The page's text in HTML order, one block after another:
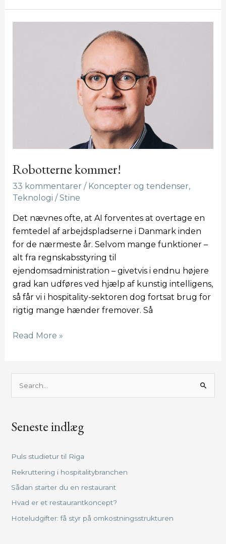
Robotterne kommer!
33 kommentarer / Koncepter og tendenser,
Teknologi /Stine
Det nævnes ofte, at AI forventes at overtage en
femtedel af arbejdspladserne i Danmark inden
for de nærmeste år. Selvom mange funktioner –
alt fra regnskabsstyring til
ejendomsadministration – givetvis i endnu højere
grad kan udføres ved hjælp af kunstig intelligens,
så får vi i hospitality-sektoren dog fortsat brug for
rigtig mange hænder fremover. Så
Read More »
e
t
e
Seneste indlæg
Puls studietur til Riga
Rekruttering i hospitalitybranchen
Sådan starter du en restaurant
Hvad er et restaurantkoncept?
Hoteludgifter: få styr på omkostningsstrukturen